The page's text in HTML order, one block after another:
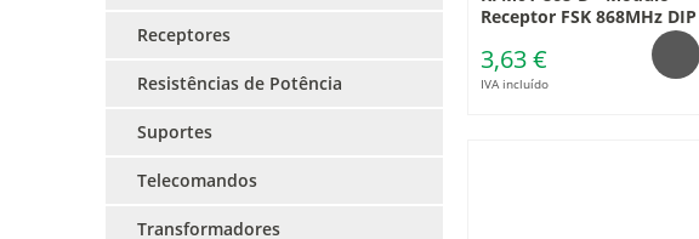
Receptores
Resistências de Potência
Suportes
Telecomandos
Transformadores
Receptor FSK 868MHz DIP
3,63 €
IVA incluído